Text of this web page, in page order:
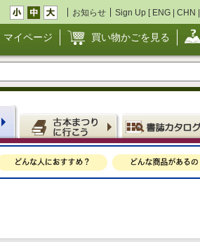
お知らせ Sign Up [ ENG | CHN |
マイページ 買い物かごを見る